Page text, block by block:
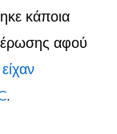
κάποια
αφού
.